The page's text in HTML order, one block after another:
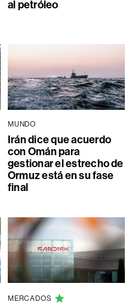
al petróleo
MUNDO
Irán dice que acuerdo
con Omán para
gestionar el estrecho de
Ormuz está en su fase
final
MERCADOS